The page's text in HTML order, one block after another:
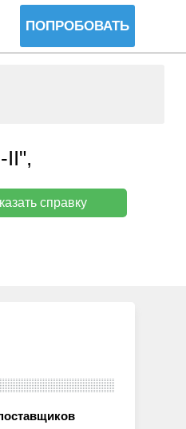
ПОПРОБОВАТЬ
справку